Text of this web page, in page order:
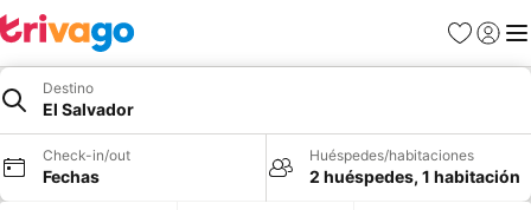
Favoritos
Iniciar
Destino
El Salvador
Check-in/out
Fechas
Huéspedes/habitaciones
2 huéspedes, 1 habitación